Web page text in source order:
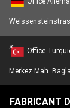
Office
Merkez Mah.
FABRICANT